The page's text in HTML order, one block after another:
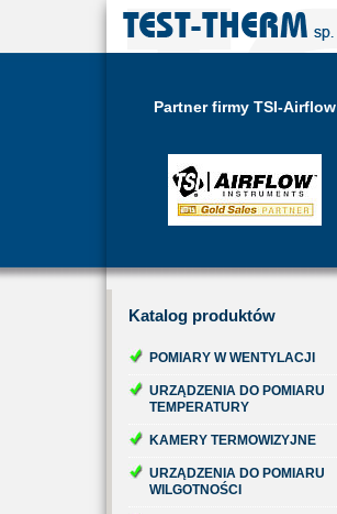
Partner firmy TSI-Airflow
Katalog produktów
POMIARY W WENTYLACJI
URZĄDZENIA DO POMIARU
TEMPERATURY
KAMERY TERMOWIZYJNE
URZĄDZENIA DO POMIARU
WILGOTNOŚCI